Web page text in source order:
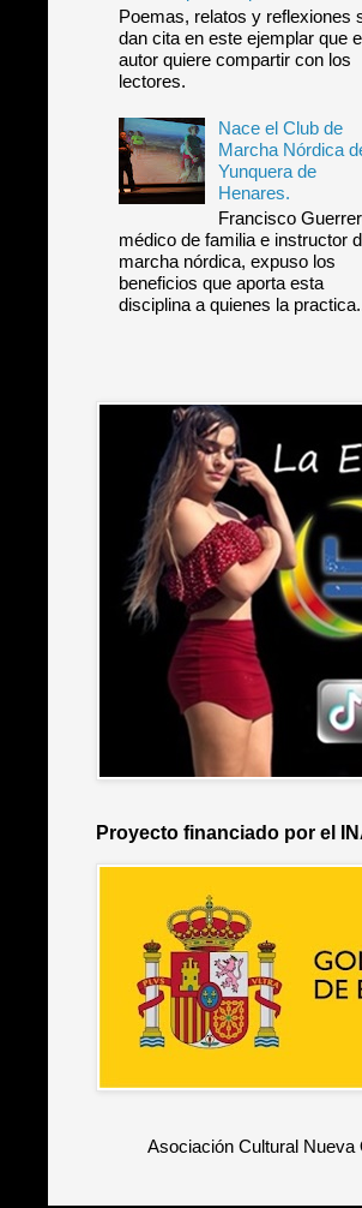
Poemas, relatos y reflexiones
dan cita en este ejemplar que
autor quiere compartir con los
lectores.
Nace el Club de
Marcha Nórdica
Yunquera de
Henares.
Francisco
médico de familia e instructor
marcha nórdica, expuso los
beneficios que aporta esta
disciplina a quienes la
Proyecto financiado por el
Asociación Cultural